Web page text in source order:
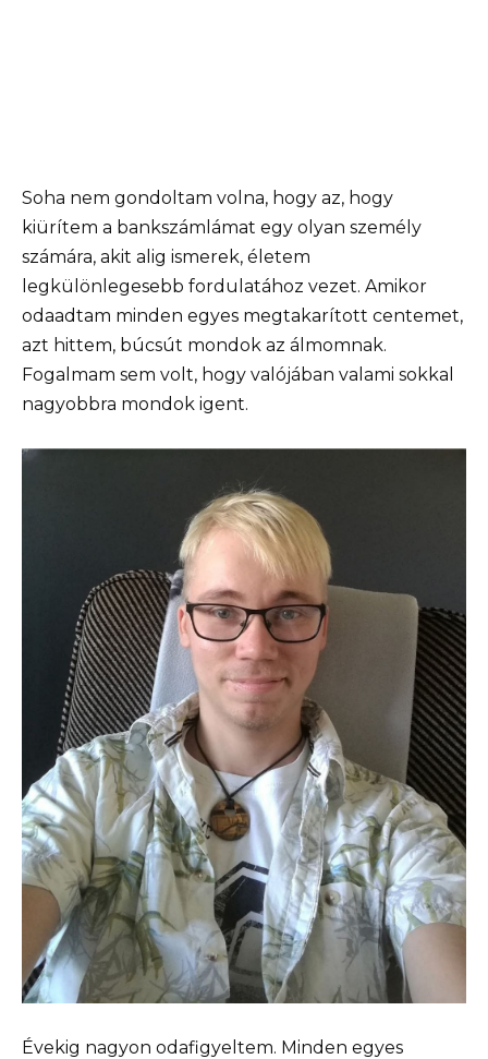
Soha nem gondoltam volna, hogy az, hogy
kiürítem a bankszámlámat egy olyan személy
számára, akit alig ismerek, életem
legkülönlegesebb fordulatához vezet. Amikor
odaadtam minden egyes megtakarított centemet,
azt hittem, búcsút mondok az álmomnak.
Fogalmam sem volt, hogy valójában valami sokkal
nagyobbra mondok igent.
Évekig nagyon odafigyeltem. Minden egyes